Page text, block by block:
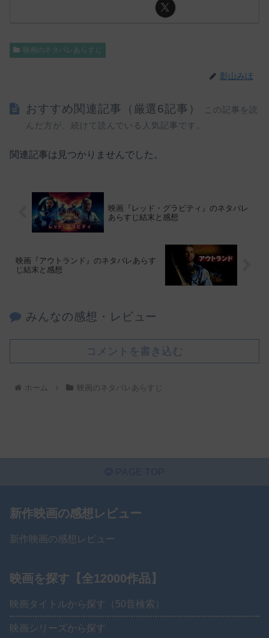
映画のネタバレあらすじ
影山みほ
おすすめ関連記事（厳選6記事）
この記事を読
んだ方が、続けて読んでいる人気記事です。
関連記事は見つかりませんでした。
映画『レッド・グラビティ』のネタバレ
あらすじ結末と感想
映画『アウトランド』のネタバレあらす
じ結末と感想
みんなの感想・レビュー
コメントを書き込む
ホーム 映画のネタバレあらすじ
新作映画の感想レビュー
新作映画の感想レビュー
映画を探す【全12000作品】
映画タイトルから探す（50音検索）
映画シリーズから探す